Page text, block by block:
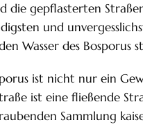
die gepflasterten
und
Wasser des Bosporus
ist nicht nur ein
ist eine fließende
Sammlung